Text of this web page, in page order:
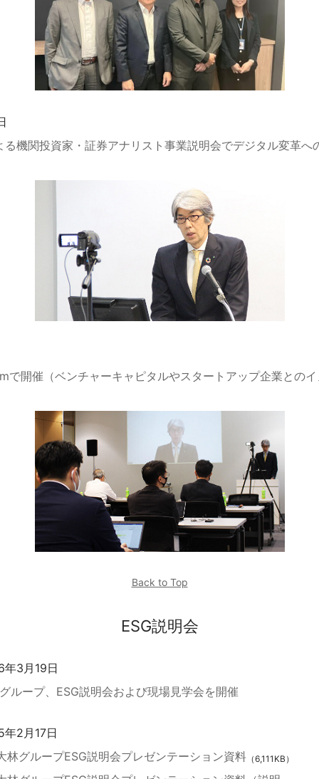
る機関投資家・証券アナリスト事業説明会でデジタル変革へ
で開催（ベンチャーキャピタルやスタートアップ企業との
Back to Top
ESG説明会
3月19日
ループ、ESG説明会および現場見学会を開催
2月17日
林グループESG説明会プレゼンテーション資料（6,111KB）